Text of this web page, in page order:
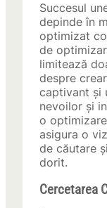
Succesul
depinde în
optimizat
de
limitează
despre
captivant și
nevoilor și
o
asigura o
de căutare
dorit.
Cercetarea